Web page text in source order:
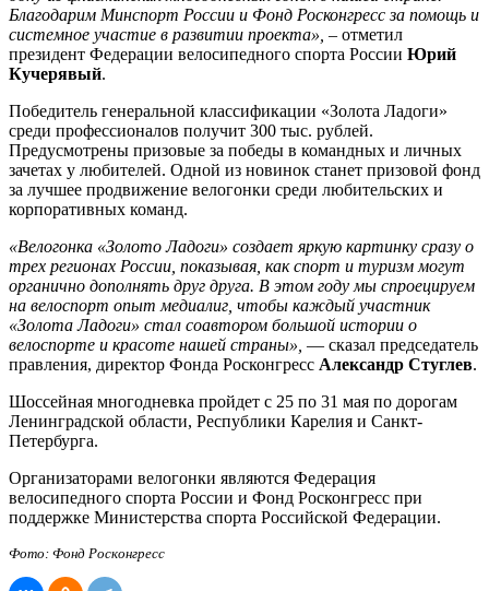
Благодарим Минспорт России и Фонд Росконгресс за помощь и
системное участие в развитии проекта», – отметил
президент Федерации велосипедного спорта России Юрий
Кучерявый.
Победитель генеральной классификации «Золота Ладоги»
среди профессионалов получит 300 тыс. рублей.
Предусмотрены призовые за победы в командных и личных
зачетах у любителей. Одной из новинок станет призовой фонд
за лучшее продвижение велогонки среди любительских и
корпоративных команд.
«Велогонка «Золото Ладоги» создает яркую картинку сразу о
трех регионах России, показывая, как спорт и туризм могут
органично дополнять друг друга. В этом году мы спроецируем
на велоспорт опыт медиалиг, чтобы каждый участник
«Золота Ладоги» стал соавтором большой истории о
велоспорте и красоте нашей страны», — сказал председатель
правления, директор Фонда Росконгресс Александр Стуглев.
Шоссейная многодневка пройдет с 25 по 31 мая по дорогам
Ленинградской области, Республики Карелия и Санкт-
Петербурга.
Организаторами велогонки являются Федерация
велосипедного спорта России и Фонд Росконгресс при
поддержке Министерства спорта Российской Федерации.
Фото: Фонд Росконгресс